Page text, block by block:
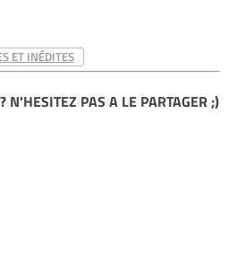
ET INÉDITES
N'HESITEZ PAS A LE PARTAGER ;)